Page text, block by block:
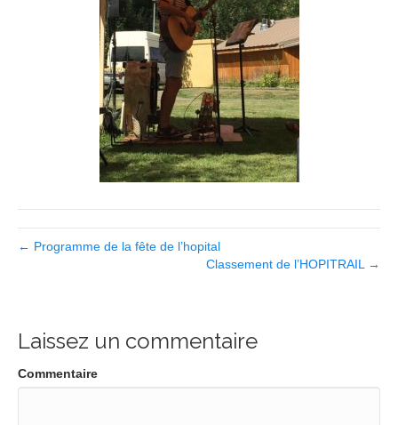
← Programme de la fête de l’hopital
Classement de l’HOPITRAIL →
Laissez un commentaire
Commentaire